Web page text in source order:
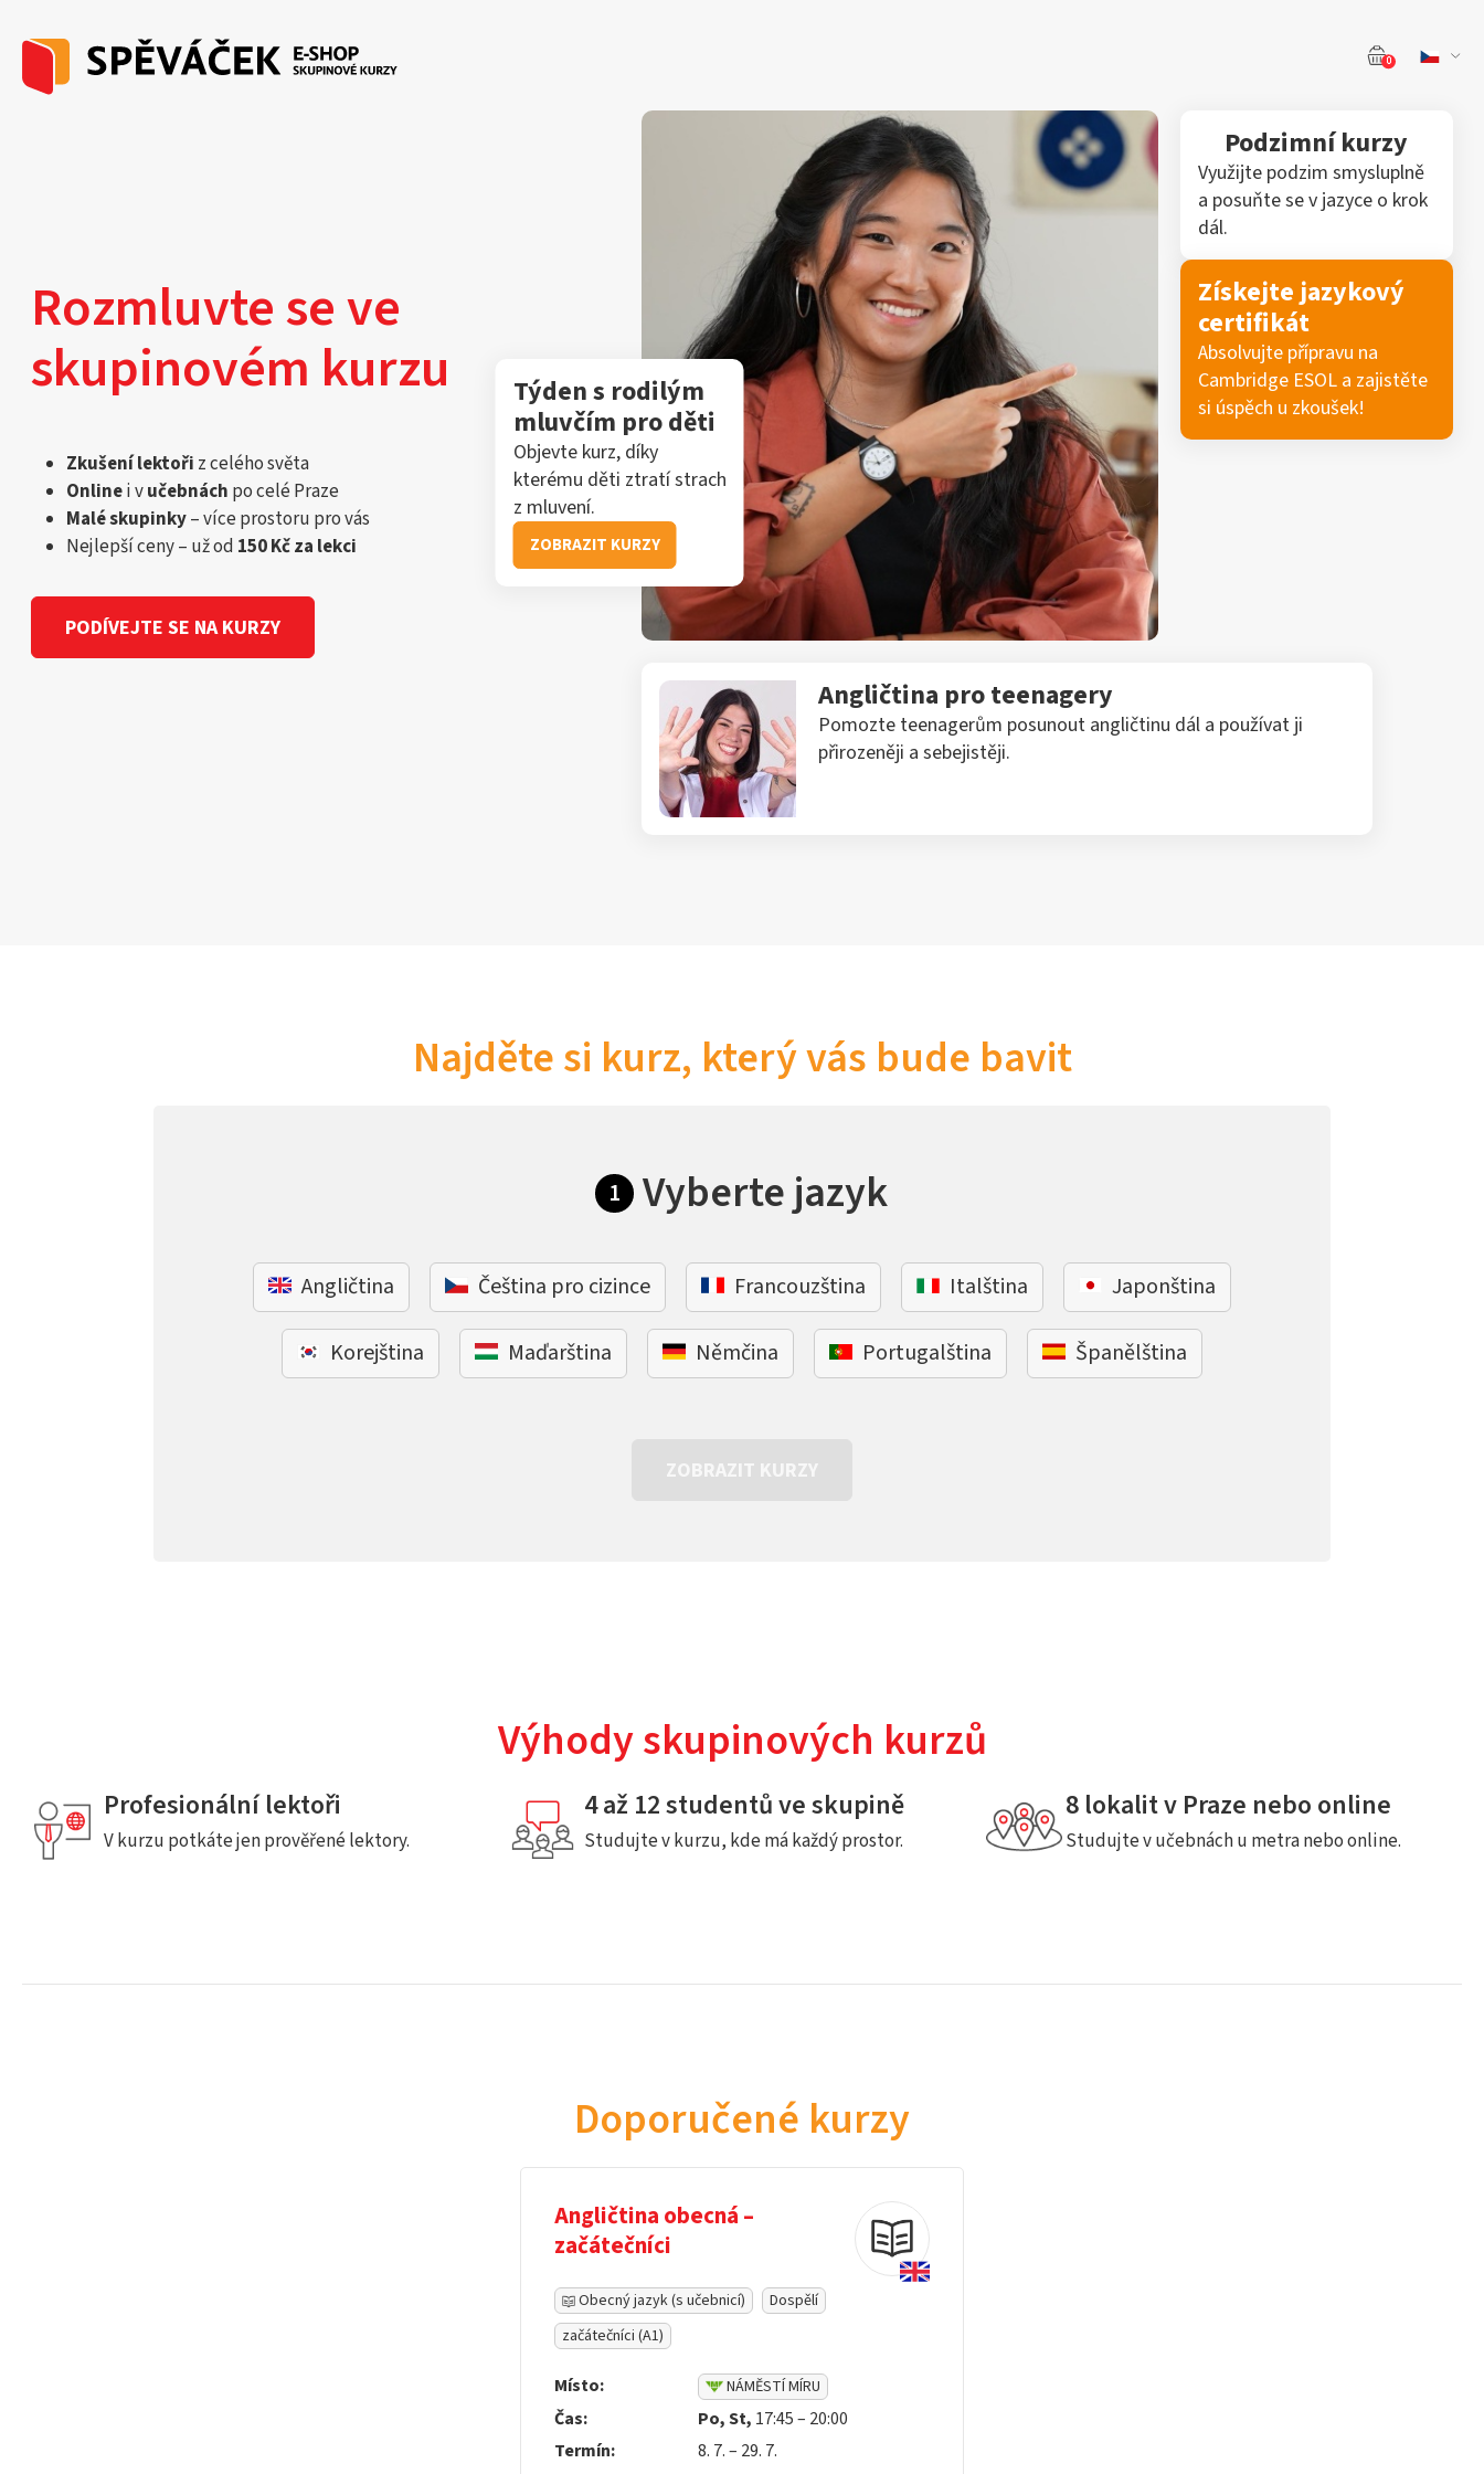
0
Rozmluvte se ve
skupinovém kurzu
Zkušení lektoři z celého světa
Onlinei vučebnách po celé Praze
Malé skupinky– více prostoru pro vás
Nejlepší ceny – už od 150 Kč za lekci
PODÍVEJTE SE NA KURZY
Týden s rodilým
mluvčím pro děti
Objevte kurz, díky
kterému děti ztratí strach
z mluvení.
ZOBRAZIT KURZY
Angličtina pro teenagery
Pomozte teenagerům posunout angličtinu dál a používat ji
přirozeněji a sebejistěji.
Podzimní kurzy
Využijte podzim smysluplně
a posuňte se v jazyce o krok
dál.
Získejte jazykový
certifikát
Absolvujte přípravu na
Cambridge ESOL a zajistěte
si úspěch u zkoušek!
Najděte si kurz, který vás bude bavit
1 Vyberte jazyk
Angličtina Čeština pro cizince Francouzština Italština Japonština
Korejština Maďarština Němčina Portugalština Španělština
ZOBRAZIT KURZY
Výhody skupinových kurzů
Profesionální lektoři
V kurzu potkáte jen prověřené lektory.
4 až 12 studentů ve skupině
Studujte v kurzu, kde má každý prostor.
8 lokalit v Praze nebo online
Studujte v učebnách u metra nebo online.
Doporučené kurzy
Angličtina obecná –
začátečníci
Obecný jazyk (s učebnicí)
Dospělí
začátečníci (A1)
Místo: NÁMĚSTÍ MÍRU
Čas: Po, St, 17:45 – 20:00
Termín:
8. 7. – 29. 7.